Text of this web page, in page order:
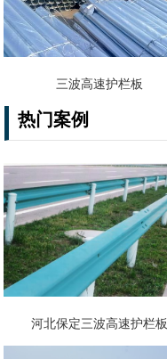
三波高速护栏板
热门案例
河北保定三波高速护栏板